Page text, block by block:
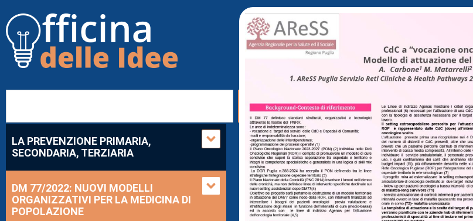
LA PREVENZIONE PRIMARIA,
SECONDARIA, TERZIARIA
DM 77/2022: NUOVI MODELLI
ORGANIZZATIVI PER LA MEDICINA DI
POPOLAZIONE